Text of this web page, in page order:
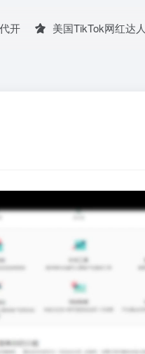
开 美国TikTok网红达人